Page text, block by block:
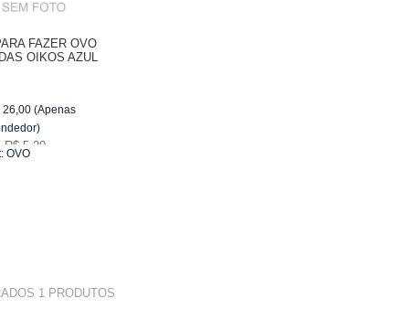
FAZER OVO
OIKOS AZUL
26,00 (Apenas
R$ 5,20
OVO
1PRODUTOS